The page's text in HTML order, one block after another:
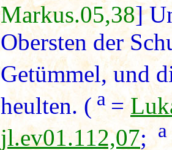
Markus.05,38]
Obersten der
Getümmel, und
heulten. ( a =
jl.ev01.112,07; a